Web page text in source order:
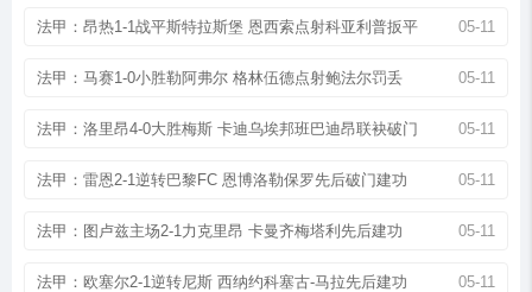
法甲：昂热1-1战平斯特拉斯堡 恩西索点射科亚利普扳平 05-11
法甲：马赛1-0小胜勒阿弗尔 格林伍德点射鲍法尔罚丢 05-11
法甲：洛里昂4-0大胜梅斯 卡迪乌埃邦班巴迪昂联袂破门 05-11
法甲：雷恩2-1逆转巴黎FC 恩博洛勒保罗先后破门建功 05-11
法甲：图卢兹主场2-1力克里昂 卡曼齐梅塔利先后建功 05-11
法甲：欧塞尔2-1逆转尼斯 西纳约科塞古-马拉先后建功 05-11